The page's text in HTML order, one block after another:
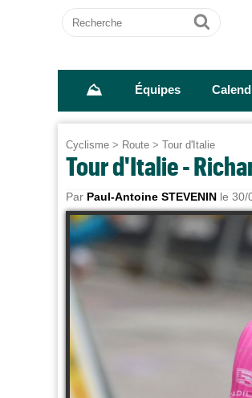
Recherche
Ok
⛰ Équipes
Cyclisme > Route > Tour d'Italie
Tour d'Italie -
Par Paul-Antoine STEVENIN le 30/